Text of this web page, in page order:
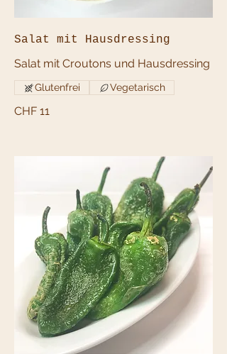
Salat mit Hausdressing
Salat mit Croutons und Hausdressing
CHF 11
Glutenfrei Vegetarisch